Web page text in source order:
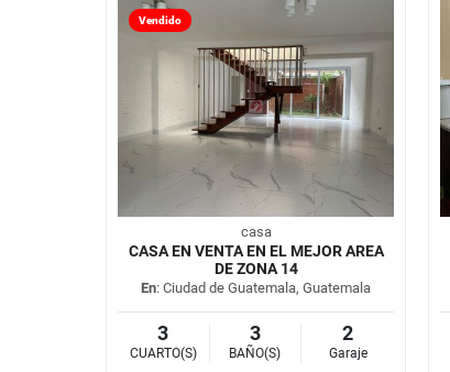
Vendido
casa
CASA EN VENTA EN EL MEJOR AREA
DE ZONA 14
En: Ciudad de Guatemala, Guatemala
3
CUARTO(S)
3
BAÑO(S)
2
Garaje